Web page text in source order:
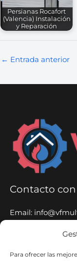
Para ofrecer las
Persianas Rocafort
(Valencia) Instalación
y Reparación
← Entrada anterior
Contacto
Email:
Whatsapp: 653 65
VF